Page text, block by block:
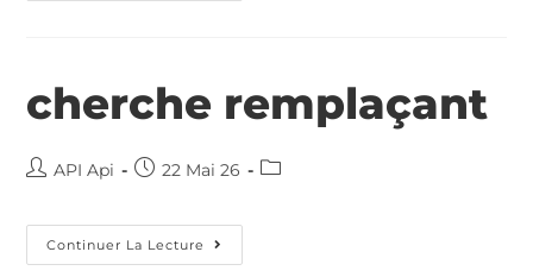
cherche remplaçant
API Api 22 Mai 26
Continuer La Lecture